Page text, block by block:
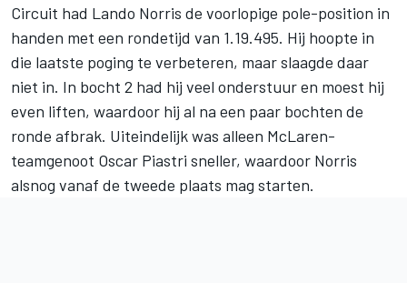
Circuit had Lando Norris de voorlopige pole-position in
handen met een rondetijd van 1.19.495. Hij hoopte in
die laatste poging te verbeteren, maar slaagde daar
niet in. In bocht 2 had hij veel onderstuur en moest hij
even liften, waardoor hij al na een paar bochten de
ronde afbrak. Uiteindelijk was alleen McLaren-
teamgenoot Oscar Piastri sneller, waardoor Norris
alsnog vanaf de tweede plaats mag starten.